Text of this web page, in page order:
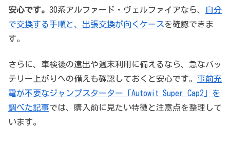
安心です。 30系アルファード・ヴェルファイアなら、
自分
で交換する手順と、出張交換が向くケースを確認できま
す。
さらに、車検後の遠出や週末利用に備えるなら、急なバッ
テリー上がりへの備えも確認しておくと安心です。 事前充
電が不要なジャンプスターター「Autowit Super Cap2」を
調べた記事では、購入前に見たい特徴と注意点を整理して
います。